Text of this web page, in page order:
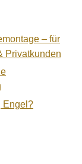
– für
Privatkunden
Engel?